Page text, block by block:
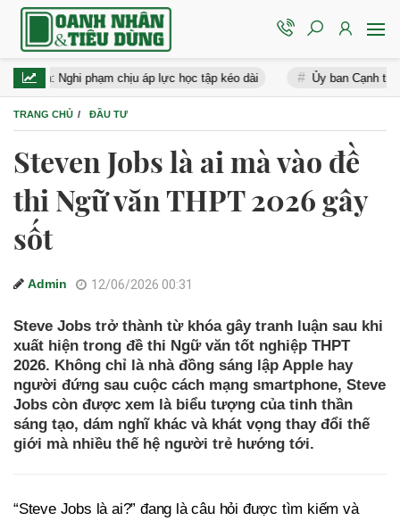
Nghi phạm chịu áp lực học tập kéo dài Ủy ban Cạnh tranh phạt
TRANG CHỦ ĐẦU TƯ
Steven Jobs là ai mà vào đề
thi Ngữ văn THPT 2026 gây
sốt
Admin 12/06/2026 00:31
Steve Jobs trở thành từ khóa gây tranh luận sau khi
xuất hiện trong đề thi Ngữ văn tốt nghiệp THPT
2026. Không chỉ là nhà đồng sáng lập Apple hay
người đứng sau cuộc cách mạng smartphone, Steve
Jobs còn được xem là biểu tượng của tinh thần
sáng tạo, dám nghĩ khác và khát vọng thay đổi thế
giới mà nhiều thế hệ người trẻ hướng tới.
“Steve Jobs là ai?” đang là câu hỏi được tìm kiếm và